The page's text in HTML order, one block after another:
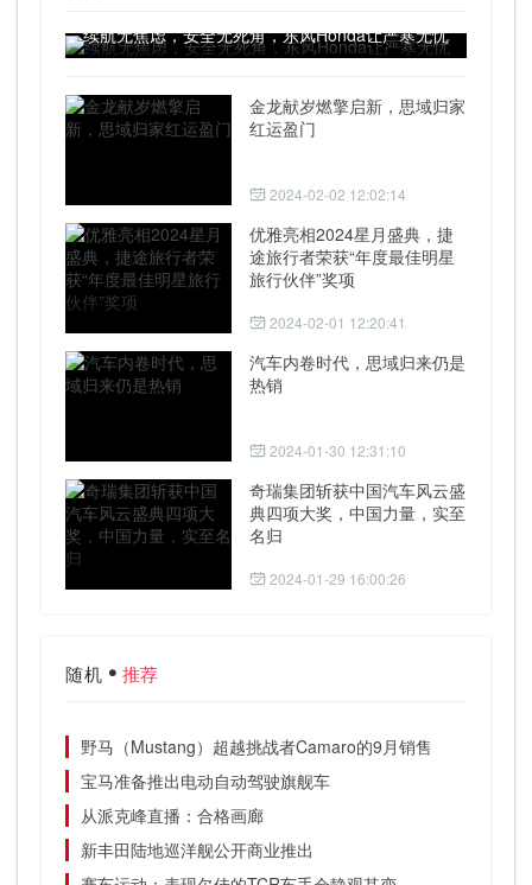
续航无焦虑，安全无死角，东风Honda让严寒无忧
金龙献岁燃擎启新，思域归家
红运盈门
2024-02-02 12:02:14
优雅亮相2024星月盛典，捷
途旅行者荣获“年度最佳明星
旅行伙伴”奖项
2024-02-01 12:20:41
汽车内卷时代，思域归来仍是
热销
2024-01-30 12:31:10
奇瑞集团斩获中国汽车风云盛
典四项大奖，中国力量，实至
名归
2024-01-29 16:00:26
随机 推荐
野马（Mustang）超越挑战者Camaro的9月销售
宝马准备推出电动自动驾驶旗舰车
从派克峰直播：合格画廊
新丰田陆地巡洋舰公开商业推出